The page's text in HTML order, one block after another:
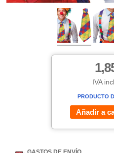
IVA
PRODUCTO
Añadir a